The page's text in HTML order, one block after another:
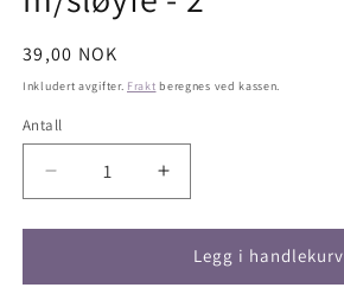
Vanlig
pris
39,00 NOK
Inkludert avgifter. Frakt beregnes ved kassen.
Antall
Antall
antallet
for
-
Øk
antallet
for
Charms
-
Legg i handlekurv